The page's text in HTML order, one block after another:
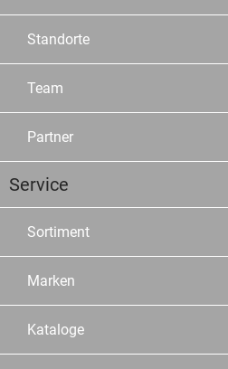
Standorte
Team
Partner
Service
Sortiment
Marken
Kataloge